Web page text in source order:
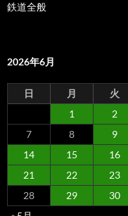
鉄道全般
2026年6月
日 月 火
1
2
7
8 9
14
15 16
21
22 23
28
29
30